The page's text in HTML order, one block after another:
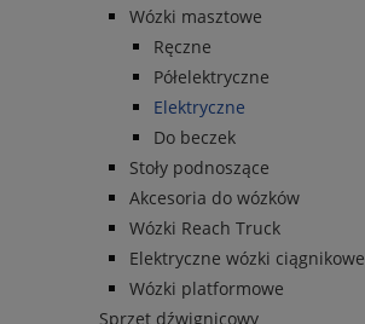
Wózki masztowe
Ręczne
Półelektryczne
Elektryczne
Do beczek
Stoły podnoszące
Akcesoria do wózków
Wózki Reach Truck
Elektryczne wózki ciągnikowe
Wózki platformowe
Sprzęt dźwignicowy